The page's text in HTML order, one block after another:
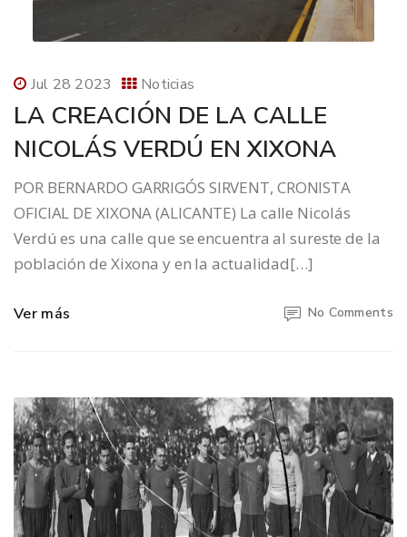
Jul 28 2023 Noticias
LA CREACIÓN DE LA CALLE
NICOLÁS VERDÚ EN XIXONA
POR BERNARDO GARRIGÓS SIRVENT, CRONISTA
OFICIAL DE XIXONA (ALICANTE) La calle Nicolás
Verdú es una calle que se encuentra al sureste de la
población de Xixona y en la actualidad[…]
Ver más No Comments